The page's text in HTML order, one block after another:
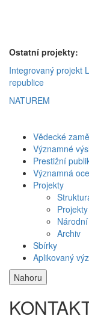
Ostatní projekty:
Integrovaný projekt
republice
NATUREM
Vědecké
Významné
Prestižní
Významná
Projekty
Archiv
Sbírky
Aplikovaný
Nahoru